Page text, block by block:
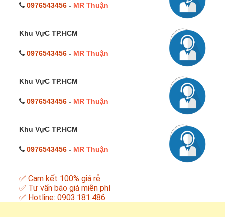
0976543456 - MR Thuận
Khu VựC TP.HCM
0976543456 - MR Thuận
Khu VựC TP.HCM
0976543456 - MR Thuận
Khu VựC TP.HCM
0976543456 - MR Thuận
✅ Cam kết 100% giá rẻ
✅ Tư vấn báo giá miễn phí
✅ Hotline: 0903.181.486